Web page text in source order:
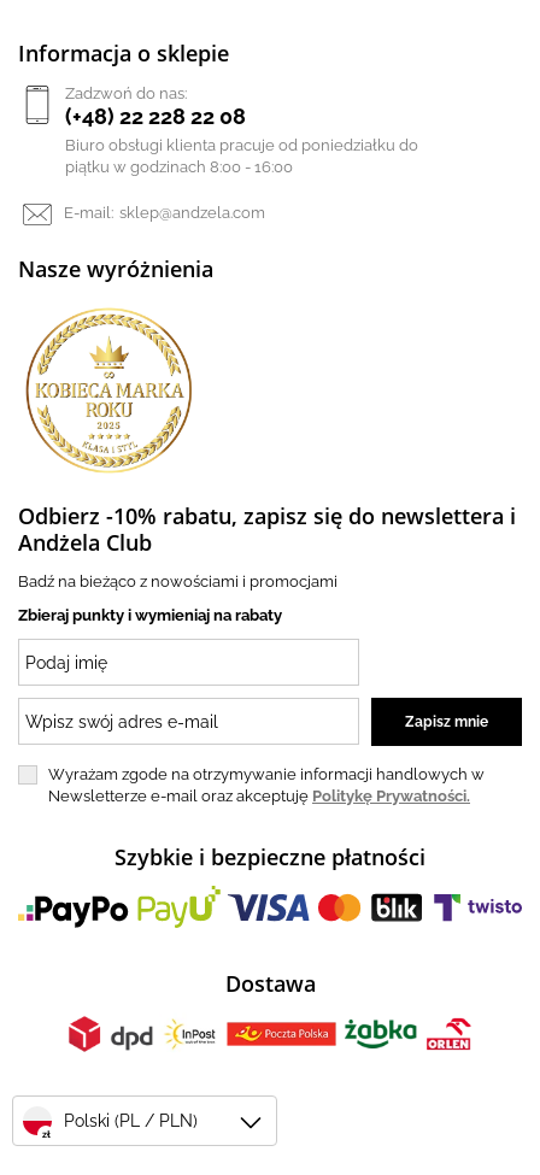
Informacja o sklepie
Zadzwoń do nas:
(+48) 22 228 22 08
Biuro obsługi klienta pracuje od poniedziałku do
piątku w godzinach 8:00 - 16:00
E-mail: sklep@andzela.com
Nasze wyróżnienia
Odbierz -10% rabatu, zapisz się do newslettera i
Andżela Club
Badź na bieżąco z nowościami i promocjami
Zbieraj punkty i wymieniaj na rabaty
Wyrażam zgode na otrzymywanie informacji handlowych w
Newsletterze e-mail oraz akceptuję Politykę Prywatności.
Szybkie i bezpieczne płatności
Dostawa
zł
Polski (PL / PLN)